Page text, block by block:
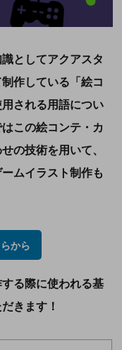
としてアクアスタ
作している「絵コ
される用語につい
この絵コンテ・カ
の技術を用いて、
ムイラスト制作も
から
る際に使われる基
きます！